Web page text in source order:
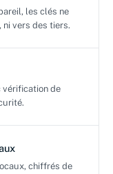
les clés ne
vers des tiers.
vérification de
chiffrés de